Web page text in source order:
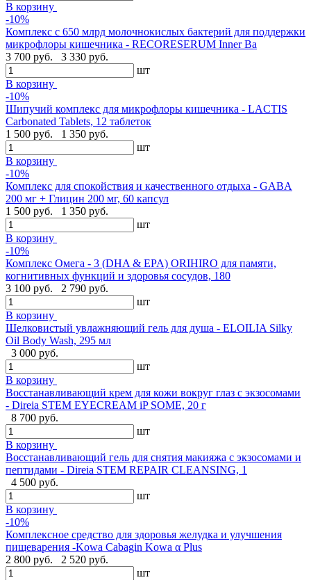
В корзину
-10%
Комплекс с 650 млрд молочнокислых бактерий для поддержки
микрофлоры кишечника - RECORESERUM Inner Ba
3 700 руб.
3 330 руб.
шт
В корзину
-10%
Шипучий комплекс для микрофлоры кишечника - LACTIS
Carbonated Tablets, 12 таблеток
1 500 руб.
1 350 руб.
шт
В корзину
-10%
Комплекс для спокойствия и качественного отдыха - GABA
200 мг + Глицин 200 мг, 60 капсул
1 500 руб.
1 350 руб.
шт
В корзину
-10%
Комплекс Омега - 3 (DHA & EPA) ORIHIRO для памяти,
когнитивных функций и здоровья сосудов, 180
3 100 руб.
2 790 руб.
шт
В корзину
Шелковистый увлажняющий гель для душа - ELOILIA Silky
Oil Body Wash, 295 мл
3 000 руб.
шт
В корзину
Восстанавливающий крем для кожи вокруг глаз с экзосомами
- Direia STEM EYECREAM iP SOME, 20 г
8 700 руб.
шт
В корзину
Восстанавливающий гель для снятия макияжа с экзосомами и
пептидами - Direia STEM REPAIR CLEANSING, 1
4 500 руб.
шт
В корзину
-10%
Комплексное средство для здоровья желудка и улучшения
пищеварения -Kowa Cabagin Kowa α Plus
2 800 руб.
2 520 руб.
шт